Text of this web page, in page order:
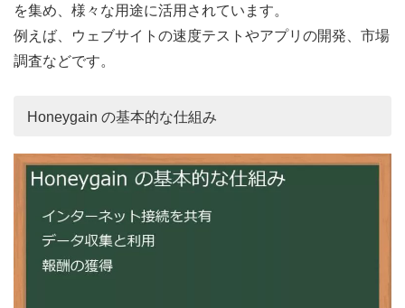
を集め、様々な用途に活用されています。
例えば、ウェブサイトの速度テストやアプリの開発、市場
調査などです。
Honeygain の基本的な仕組み